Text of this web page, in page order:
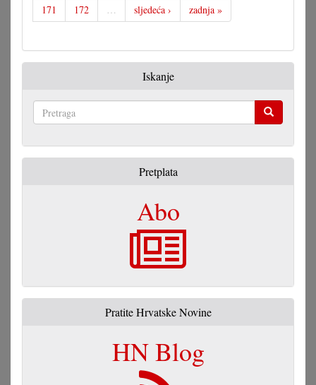
171
172 … sljedeća › zadnja »
Iskanje
Pretplata
Abo
Pratite Hrvatske Novine
HN Blog